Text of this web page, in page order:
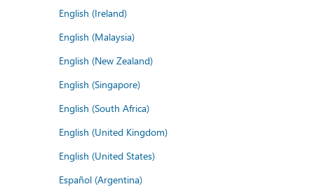
English (Ireland)
English (Malaysia)
English (New Zealand)
English (Singapore)
English (South Africa)
English (United Kingdom)
English (United States)
Español (Argentina)